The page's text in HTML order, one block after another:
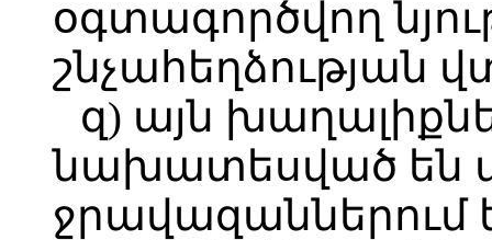
օգտագործվող
շնչահեղձության
զ) այն
նախատեսված են
ջրավազաններում